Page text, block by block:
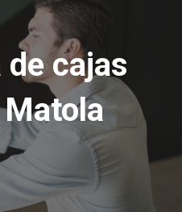
cajas